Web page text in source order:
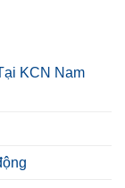
KCN Nam